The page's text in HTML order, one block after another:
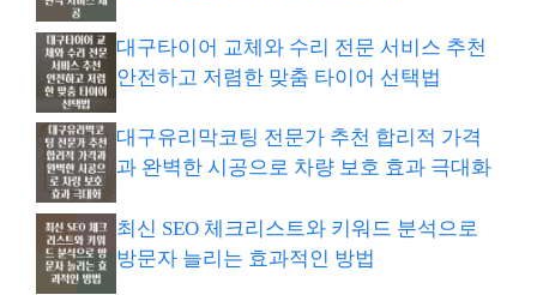
대구타이어 교체와 수리 전문 서비스 추천
안전하고 저렴한 맞춤 타이어 선택법
대구유리막코팅 전문가 추천 합리적 가격
과 완벽한 시공으로 차량 보호 효과 극대화
최신 SEO 체크리스트와 키워드 분석으로
방문자 늘리는 효과적인 방법